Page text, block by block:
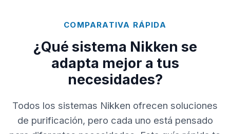
COMPARATIVA RÁPIDA
¿Qué sistema Nikken se
adapta mejor a tus
necesidades?
Todos los sistemas Nikken ofrecen soluciones
de purificación, pero cada uno está pensado